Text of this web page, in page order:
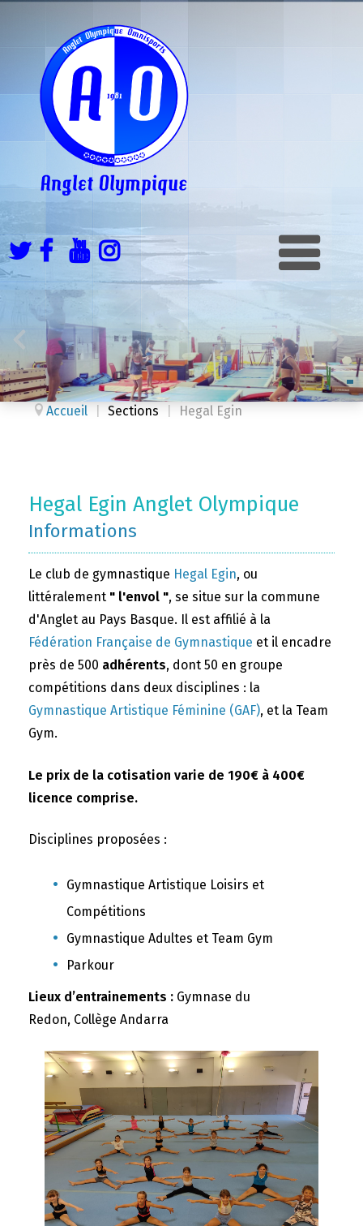
Accueil Sections Hegal Egin
Hegal Egin Anglet Olympique
Informations
Le club de gymnastique Hegal Egin, ou
littéralement " l'envol ", se situe sur la commune
d'Anglet au Pays Basque. Il est affilié à la
Fédération Française de Gymnastique et il encadre
près de 500 adhérents, dont 50 en groupe
compétitions dans deux disciplines : la
Gymnastique Artistique Féminine (GAF), et la Team
Gym.
Le prix de la cotisation varie de 190€ à 400€
licence comprise.
Disciplines proposées :
Gymnastique Artistique Loisirs et
Compétitions
Gymnastique Adultes et Team Gym
Parkour
Lieux d’entrainements : Gymnase du
Redon, Collège Andarra